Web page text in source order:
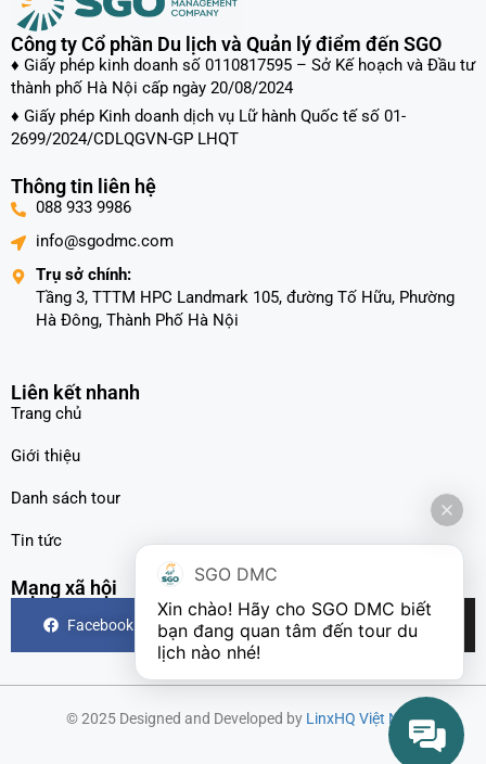
Công ty Cổ phần Du lịch và Quản lý điểm đến SGO
♦ Giấy phép kinh doanh số 0110817595 – Sở Kế hoạch và Đầu tư
thành phố Hà Nội cấp ngày 20/08/2024
♦ Giấy phép Kinh doanh dịch vụ Lữ hành Quốc tế số 01-
2699/2024/CDLQGVN-GP LHQT
Thông tin liên hệ
088 933 9986
info@sgodmc.com
Trụ sở chính:
Tầng 3, TTTM HPC Landmark 105, đường Tố Hữu, Phường
Hà Đông, Thành Phố Hà Nội
Liên kết nhanh
Trang chủ
Giới thiệu
Danh sách tour
Tin tức
Mạng xã hội
Facebook Instagram TikTok
© 2025 Designed and Developed by LinxHQ Việt Nam
SGO DMC
Xin chào! Hãy cho SGO DMC biết
bạn đang quan tâm đến tour du
lịch nào nhé!